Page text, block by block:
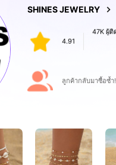
SHINES JEWELRY
4.91
P***7
ลูกค้ากลับมาซื้อซ้ำ!